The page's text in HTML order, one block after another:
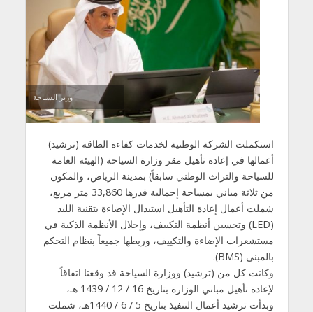
وزير السياحة
استكملت الشركة الوطنية لخدمات كفاءة الطاقة (ترشيد)
أعمالها في إعادة تأهيل مقر وزارة السياحة (الهيئة العامة
للسياحة والتراث الوطني سابقاً) بمدينة الرياض، والمكون
من ثلاثة مباني بمساحة إجمالية قدرها 33,860 متر مربع،
شملت أعمال إعادة التأهيل استبدال الإضاءة بتقنية الليد
(LED) وتحسين أنظمة التكييف، وإحلال الأنظمة الذكية في
مستشعرات الإضاءة والتكييف، وربطها جميعاً بنظام التحكم
بالمبنى (BMS).
وكانت كل من (ترشيد) ووزارة السياحة قد وقعتا اتفاقاً
لإعادة تأهيل مباني الوزارة بتاريخ 16 / 12 / 1439 هـ،
وبدأت ترشيد أعمال التنفيذ بتاريخ 5 / 6 / 1440هـ، شملت